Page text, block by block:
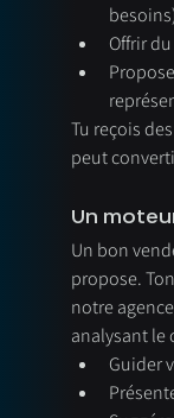
Offrir
Tu reçois
peut
Un
Un bon
propose.
notre
analysant le
Guider